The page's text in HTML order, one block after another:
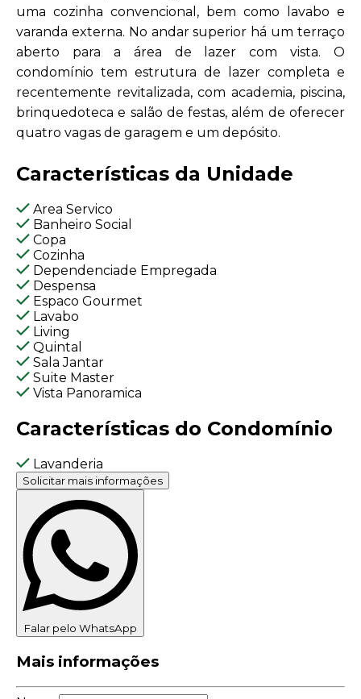
uma cozinha convencional, bem como lavabo e
varanda externa. No andar superior há um terraço
aberto para a área de lazer com vista. O
condomínio tem estrutura de lazer completa e
recentemente revitalizada, com academia, piscina,
brinquedoteca e salão de festas, além de oferecer
quatro vagas de garagem e um depósito.
Características da Unidade
Area Servico
Banheiro Social
Copa
Cozinha
Dependenciade Empregada
Despensa
Espaco Gourmet
Lavabo
Living
Quintal
Sala Jantar
Suite Master
Vista Panoramica
Características do Condomínio
Lavanderia
Solicitar mais informações
Falar pelo WhatsApp
Mais informações